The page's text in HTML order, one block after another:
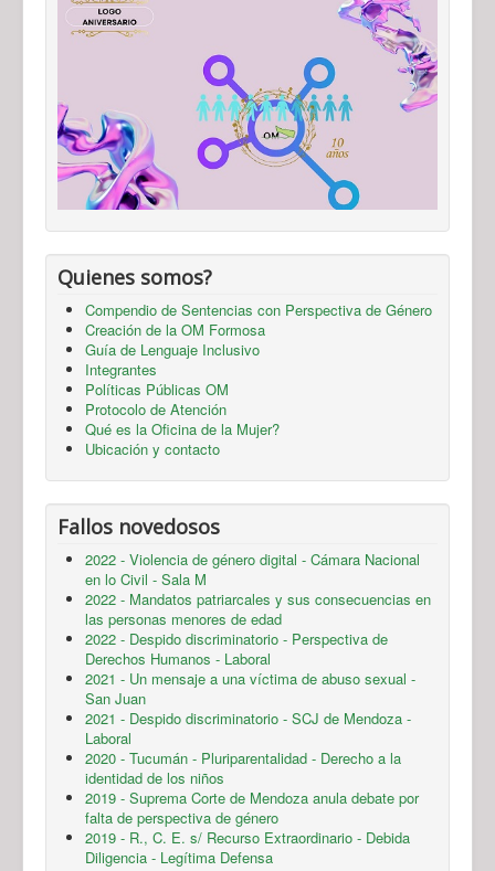
Quienes somos?
Compendio de Sentencias con Perspectiva de Género
Creación de la OM Formosa
Guía de Lenguaje Inclusivo
Integrantes
Políticas Públicas OM
Protocolo de Atención
Qué es la Oficina de la Mujer?
Ubicación y contacto
Fallos novedosos
2022 - Violencia de género digital - Cámara Nacional
en lo Civil - Sala M
2022 - Mandatos patriarcales y sus consecuencias en
las personas menores de edad
2022 - Despido discriminatorio - Perspectiva de
Derechos Humanos - Laboral
2021 - Un mensaje a una víctima de abuso sexual -
San Juan
2021 - Despido discriminatorio - SCJ de Mendoza -
Laboral
2020 - Tucumán - Pluriparentalidad - Derecho a la
identidad de los niños
2019 - Suprema Corte de Mendoza anula debate por
falta de perspectiva de género
2019 - R., C. E. s/ Recurso Extraordinario - Debida
Diligencia - Legítima Defensa